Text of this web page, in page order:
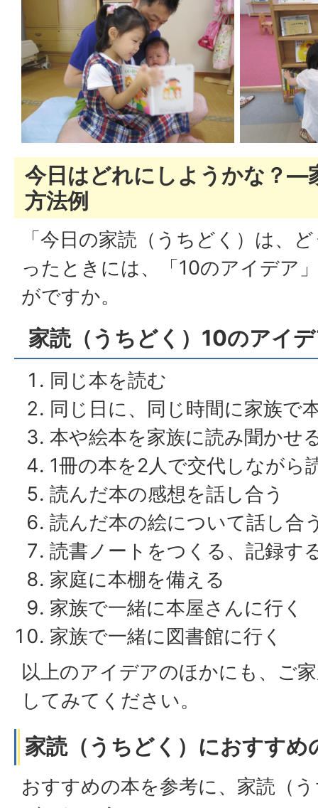
今日はどれにしようかな？―
方法例
「今日の家読（うちどく）は、
ったときには、「10のアイデア
がですか。
家読（うちどく）10のアイ
同じ本を読む
同じ日に、同じ時間に家族で
本や絵本を家族に読み聞かせ
1冊の本を2人で交代しながら
読んだ本の感想を話し合う
読んだ本の絵について話し合
読書ノートをつくる、記録す
家庭に本棚を備える
家族で一緒に本屋さんに行く
家族で一緒に図書館に行く
以上のアイデアのほかにも、ご
してみてください。
家読（うちどく）におすすめ
おすすめの本を参考に、家読（